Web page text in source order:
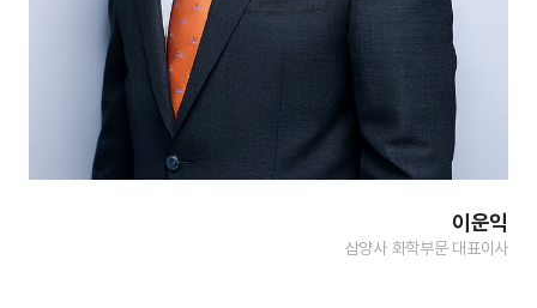
이운익
삼양사 화학부문 대표이사